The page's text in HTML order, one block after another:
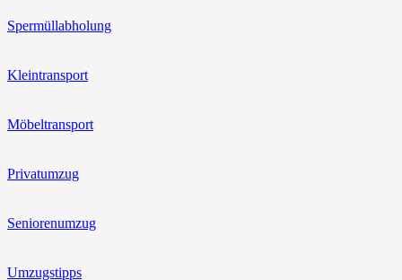
Spermüllabholung
Kleintransport
Möbeltransport
Privatumzug
Seniorenumzug
Umzugstipps